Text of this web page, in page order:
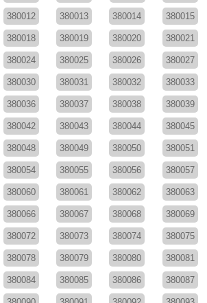
380012 380013 380014 380015
380018 380019 380020 380021
380024 380025 380026 380027
380030 380031 380032 380033
380036 380037 380038 380039
380042 380043 380044 380045
380048 380049 380050 380051
380054 380055 380056 380057
380060 380061 380062 380063
380066 380067 380068 380069
380072 380073 380074 380075
380078 380079 380080 380081
380084 380085 380086 380087